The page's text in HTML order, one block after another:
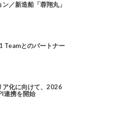
／新造船「蓉翔丸」
Teamとのパートナー
ア化に向けて、2026
連携を開始